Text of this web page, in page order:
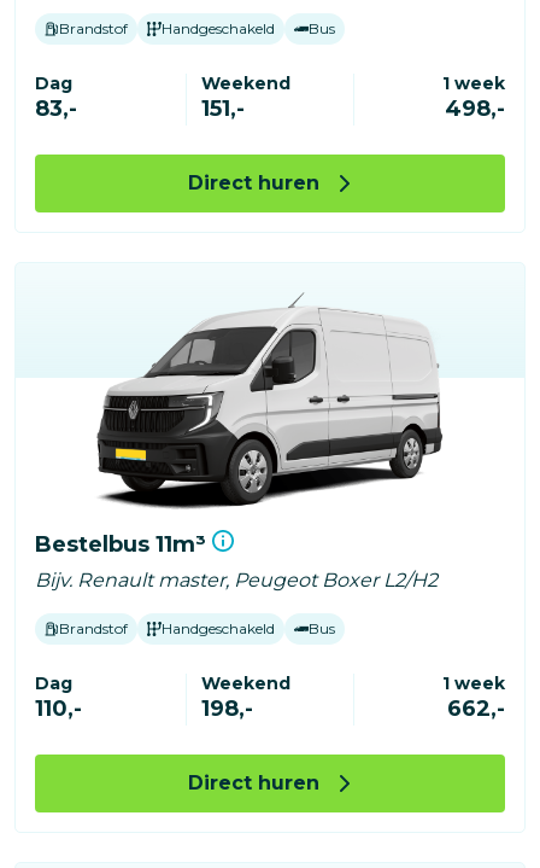
Brandstof Handgeschakeld Bus
Dag
83,-
Weekend
151,-
1 week
498,-
Direct huren
Bestelbus 11m³
Bijv. Renault master, Peugeot Boxer L2/H2
Brandstof Handgeschakeld Bus
Dag
110,-
Weekend
198,-
1 week
662,-
Direct huren